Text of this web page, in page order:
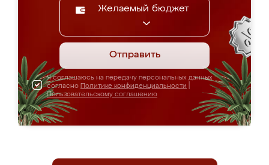
Желаемый бюджет
Отправить
Я соглашаюсь на передачу персональных данных
согласно Политике конфиденциальности
Пользовательскому соглашению